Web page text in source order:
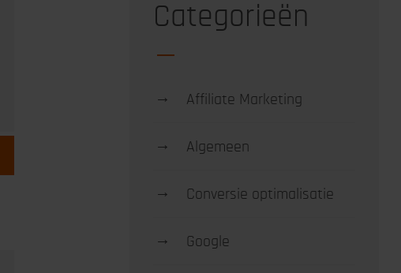
Categorieën
→ Affiliate Marketing
→ Algemeen
→ Conversie optimalisatie
→ Google